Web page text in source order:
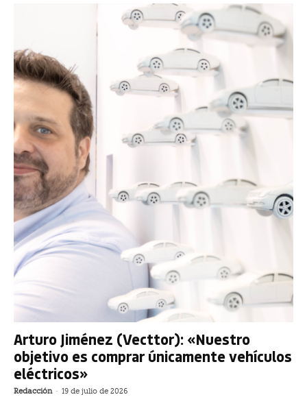
Arturo Jiménez (Vecttor): «Nuestro
objetivo es comprar únicamente vehículos
eléctricos»
Redacción - 19 de julio de 2026